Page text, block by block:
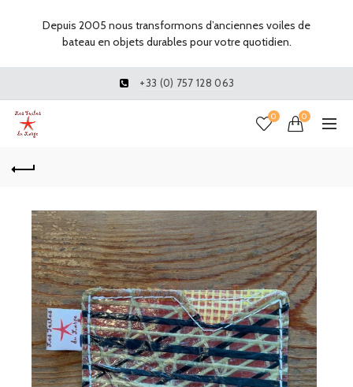
+33 (0) 757 128 063
0 0
Depuis 2005 nous transformons d’anciennes voiles de
bateau en objets durables pour votre quotidien.